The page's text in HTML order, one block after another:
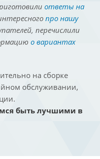
ответы на
про нашу
перечислили
о вариантах
на сборке
обслуживании,
быть лучшими в